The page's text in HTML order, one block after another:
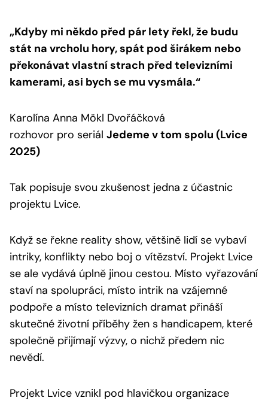
„Kdyby mi někdo před pár lety řekl, že budu
stát na vrcholu hory, spát pod širákem nebo
překonávat vlastní strach před televizními
kamerami, asi bych se mu vysmála.“
Karolína Anna Mökl Dvořáčková
rozhovor pro seriál Jedeme v tom spolu (Lvice
2025)
Tak popisuje svou zkušenost jedna z účastnic
projektu Lvice.
Když se řekne reality show, většině lidí se vybaví
intriky, konflikty nebo boj o vítězství. Projekt Lvice
se ale vydává úplně jinou cestou. Místo vyřazování
staví na spolupráci, místo intrik na vzájemné
podpoře a místo televizních dramat přináší
skutečné životní příběhy žen s handicapem, které
společně přijímají výzvy, o nichž předem nic
nevědí.
Projekt Lvice vznikl pod hlavičkou organizace